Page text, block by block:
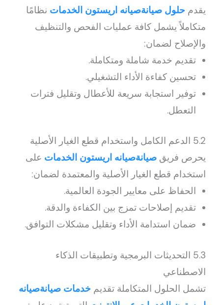
يقدمحلول صيانةصيانه اريستون الخدمات نظامًا
متكاملاً يشمل كافة عمليات الفحص والتنظيف
والإصلاح لضمان:
تقديم خدمة شاملة ومتكاملة.
تحسين كفاءة الأداء التشغيلي.
توفير استجابة سريعة للأعطال وتقليل فترات
التعطل.
5.2 الدعم الكامل واستخدام قطع الغيار الأصلية
يحرص فريقصيانةصيانه اريستون الخدمات على
استخدام قطع الغيار الأصلية والمعتمدة لضمان:
الحفاظ على معايير الجودة العالمية.
تقديم إصلاحات تمزج بين الكفاءة والدقة.
ضمان استدامة الأداء وتقليل مشكلات التوافق.
5.3 التحديثات البرمجية وتطبيقات الذكاء
الاصطناعي
تشمل الحلول المتكاملة تقديمخدمات صيانةصيانه